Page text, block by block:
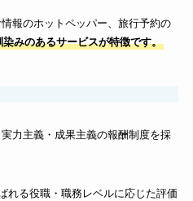
報のホットペッパー、旅行予約の
みのあるサービスが特徴です。
力主義・成果主義の報酬制度を採
れる役職・職務レベルに応じた評価